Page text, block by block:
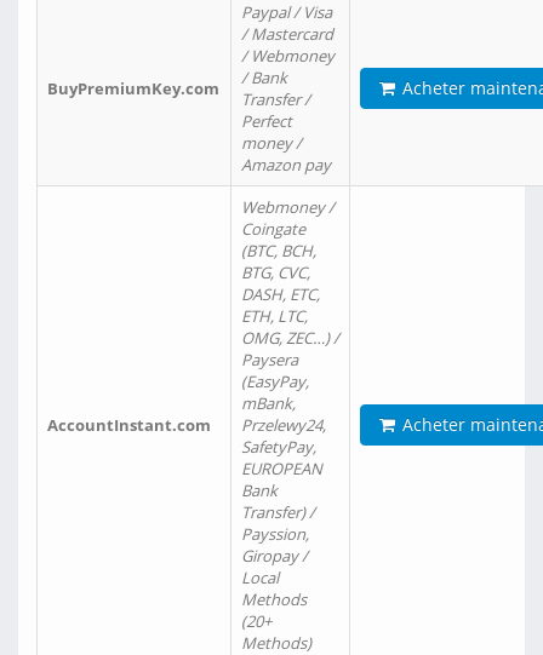
BuyPremiumKey.com
Paypal / Visa
/ Mastercard
/ Webmoney
/ Bank
Transfer /
Perfect
money /
Amazon pay
Acheter
AccountInstant.com
Webmoney /
Coingate
(BTC, BCH,
BTG, CVC,
DASH, ETC,
ETH, LTC,
OMG, ZEC…) /
Paysera
(EasyPay,
mBank,
Przelewy24,
SafetyPay,
EUROPEAN
Bank
Transfer) /
Payssion,
Giropay /
Local
Methods
(20+
Methods)
Acheter